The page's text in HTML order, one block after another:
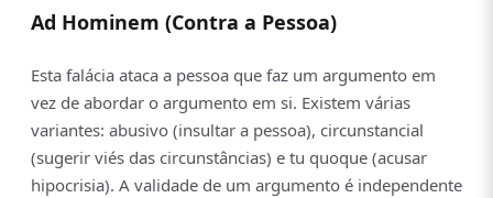
Ad Hominem (Contra a Pessoa)
Esta falácia ataca a pessoa que faz um argumento em
vez de abordar o argumento em si. Existem várias
variantes: abusivo (insultar a pessoa), circunstancial
(sugerir viés das circunstâncias) e tu quoque (acusar
hipocrisia). A validade de um argumento é independente